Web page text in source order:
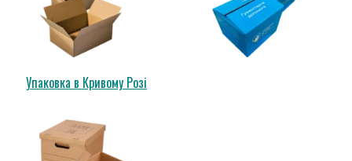
Упаковка в Кривому Розі